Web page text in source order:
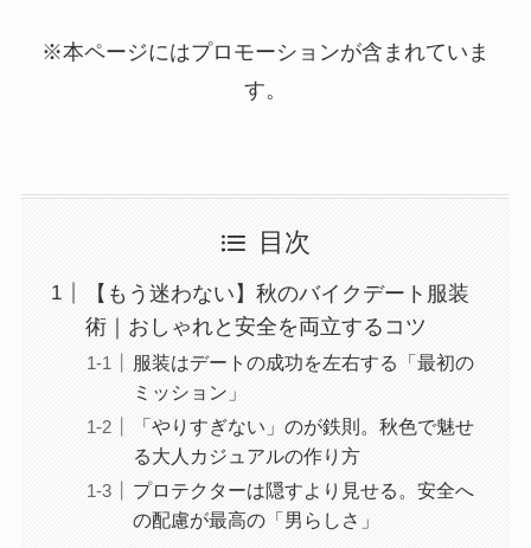
※本ページにはプロモーションが含まれていま
す。
目次
【もう迷わない】秋のバイクデート服装
術｜おしゃれと安全を両立するコツ
服装はデートの成功を左右する「最初の
ミッション」
「やりすぎない」のが鉄則。秋色で魅せ
る大人カジュアルの作り方
プロテクターは隠すより見せる。安全へ
の配慮が最高の「男らしさ」